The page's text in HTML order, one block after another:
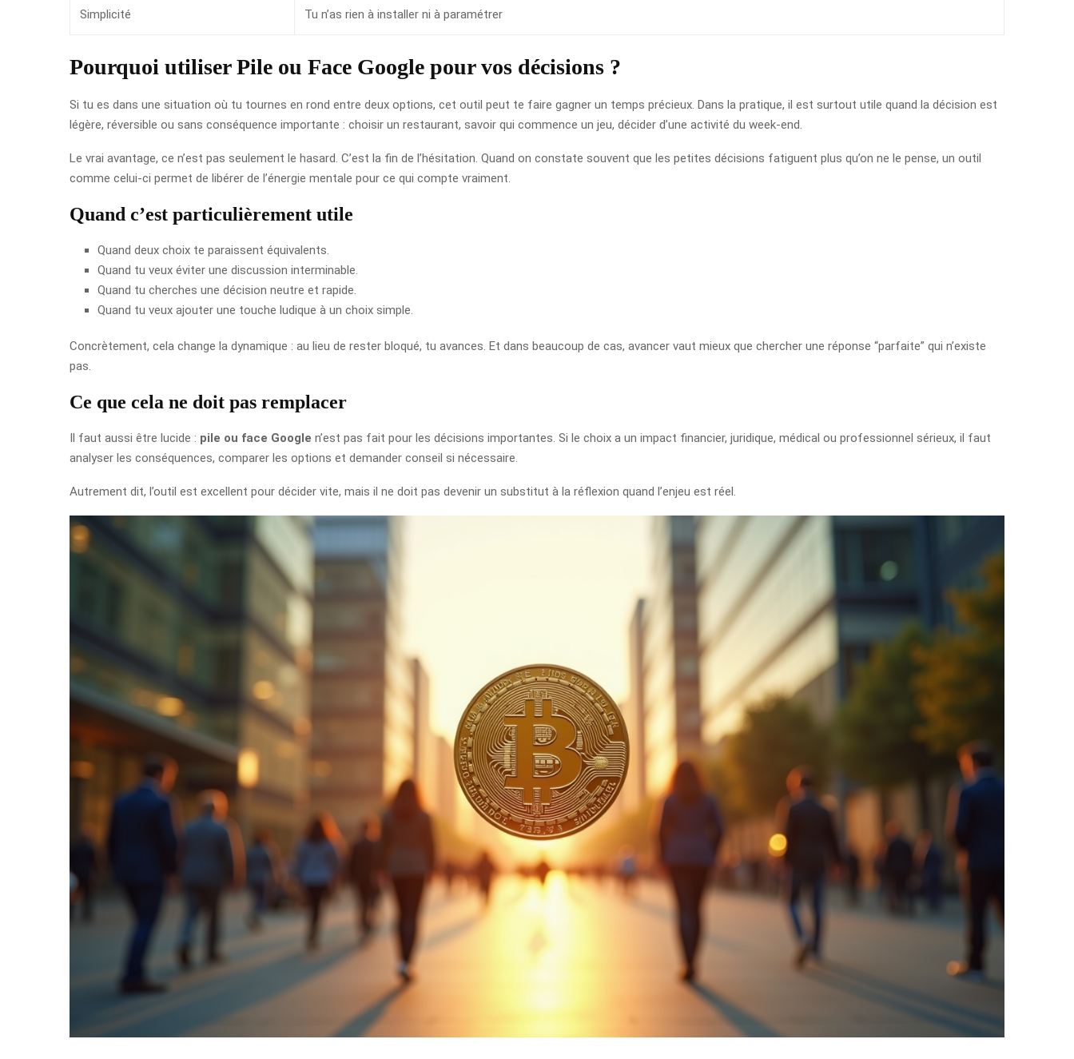
Simplicité Tu n’as rien à installer ni à paramétrer
Pourquoi utiliser Pile ou Face Google pour vos décisions ?
Si tu es dans une situation où tu tournes en rond entre deux options, cet outil peut te faire gagner un temps précieux. Dans la pratique, il est surtout utile quand la décision est
légère, réversible ou sans conséquence importante : choisir un restaurant, savoir qui commence un jeu, décider d’une activité du week-end.
Le vrai avantage, ce n’est pas seulement le hasard. C’est la fin de l’hésitation. Quand on constate souvent que les petites décisions fatiguent plus qu’on ne le pense, un outil
comme celui-ci permet de libérer de l’énergie mentale pour ce qui compte vraiment.
Quand c’est particulièrement utile
Quand deux choix te paraissent équivalents.
Quand tu veux éviter une discussion interminable.
Quand tu cherches une décision neutre et rapide.
Quand tu veux ajouter une touche ludique à un choix simple.
Concrètement, cela change la dynamique : au lieu de rester bloqué, tu avances. Et dans beaucoup de cas, avancer vaut mieux que chercher une réponse “parfaite” qui n’existe
pas.
Ce que cela ne doit pas remplacer
Il faut aussi être lucide : pile ou face Google n’est pas fait pour les décisions importantes. Si le choix a un impact financier, juridique, médical ou professionnel sérieux, il faut
analyser les conséquences, comparer les options et demander conseil si nécessaire.
Autrement dit, l’outil est excellent pour décider vite, mais il ne doit pas devenir un substitut à la réflexion quand l’enjeu est réel.